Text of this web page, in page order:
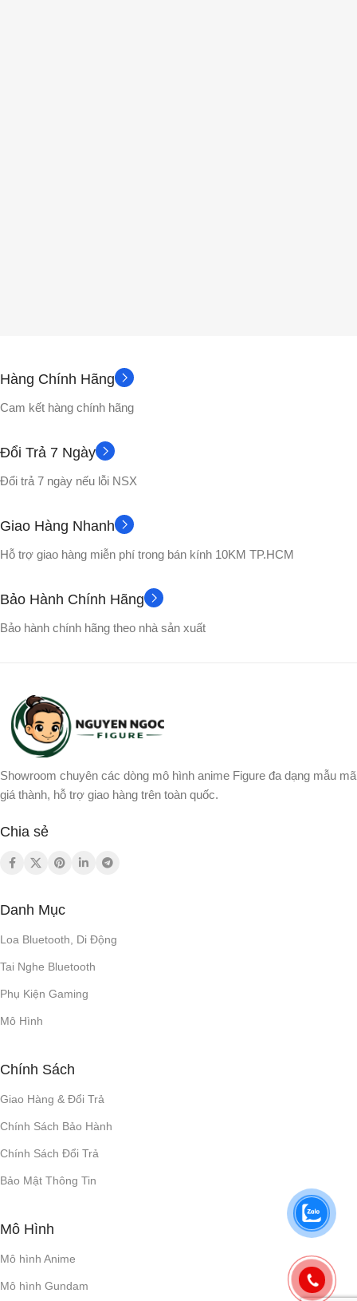
Hàng Chính Hãng
Cam kết hàng chính hãng
Đổi Trả 7 Ngày
Đổi trả 7 ngày nếu lỗi NSX
Giao Hàng Nhanh
Hỗ trợ giao hàng miễn phí trong bán kính 10KM TP.HCM
Bảo Hành Chính Hãng
Bảo hành chính hãng theo nhà sản xuất
Showroom chuyên các dòng mô hình anime Figure đa dạng mẫu mã
giá thành, hỗ trợ giao hàng trên toàn quốc.
Chia sẻ
Danh Mục
Loa Bluetooth, Di Động
Tai Nghe Bluetooth
Phụ Kiện Gaming
Mô Hình
Chính Sách
Giao Hàng & Đổi Trả
Chính Sách Bảo Hành
Chính Sách Đổi Trả
Bảo Mật Thông Tin
Mô Hình
Mô hình Anime
Mô hình Gundam